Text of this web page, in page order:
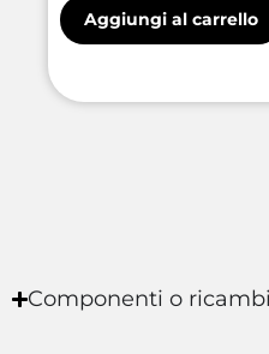
Aggiungi al carrello
Componenti o